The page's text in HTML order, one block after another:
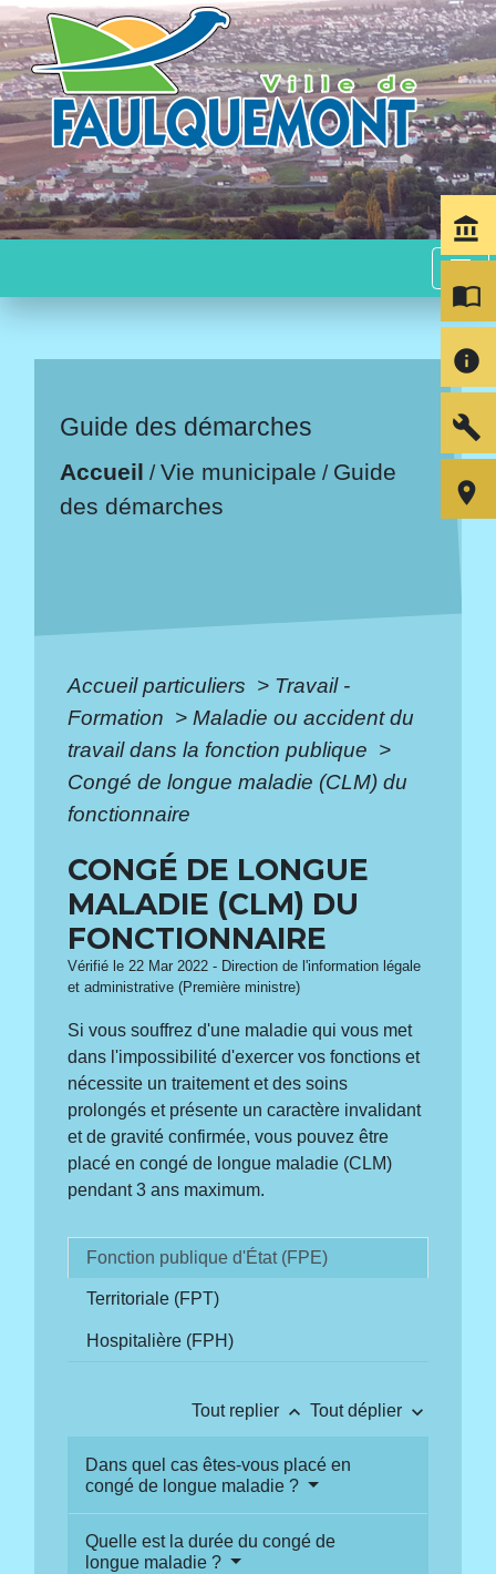
menu
Guide des démarches
Accueil /Vie municipale / Guide
des démarches
Accueil particuliers > Travail -
Formation > Maladie ou accident du
travail dans la fonction publique >
Congé de longue maladie (CLM) du
fonctionnaire
CONGÉ DE LONGUE
MALADIE (CLM) DU
FONCTIONNAIRE
Vérifié le 22 Mar 2022 - Direction de l'information légale
et administrative (Première ministre)
Si vous souffrez d'une maladie qui vous met
dans l'impossibilité d'exercer vos fonctions et
nécessite un traitement et des soins
prolongés et présente un caractère invalidant
et de gravité confirmée, vous pouvez être
placé en congé de longue maladie (CLM)
pendant 3 ans maximum.
Fonction publique d'État (FPE)
Territoriale (FPT)
Hospitalière (FPH)
Tout replier keyboard_arrow_up Tout déplier keyboard_arrow_down
Dans quel cas êtes-vous placé en
congé de longue maladie ?
Quelle est la durée du congé de
longue maladie ?
account_balance
import_contacts
info
build
room